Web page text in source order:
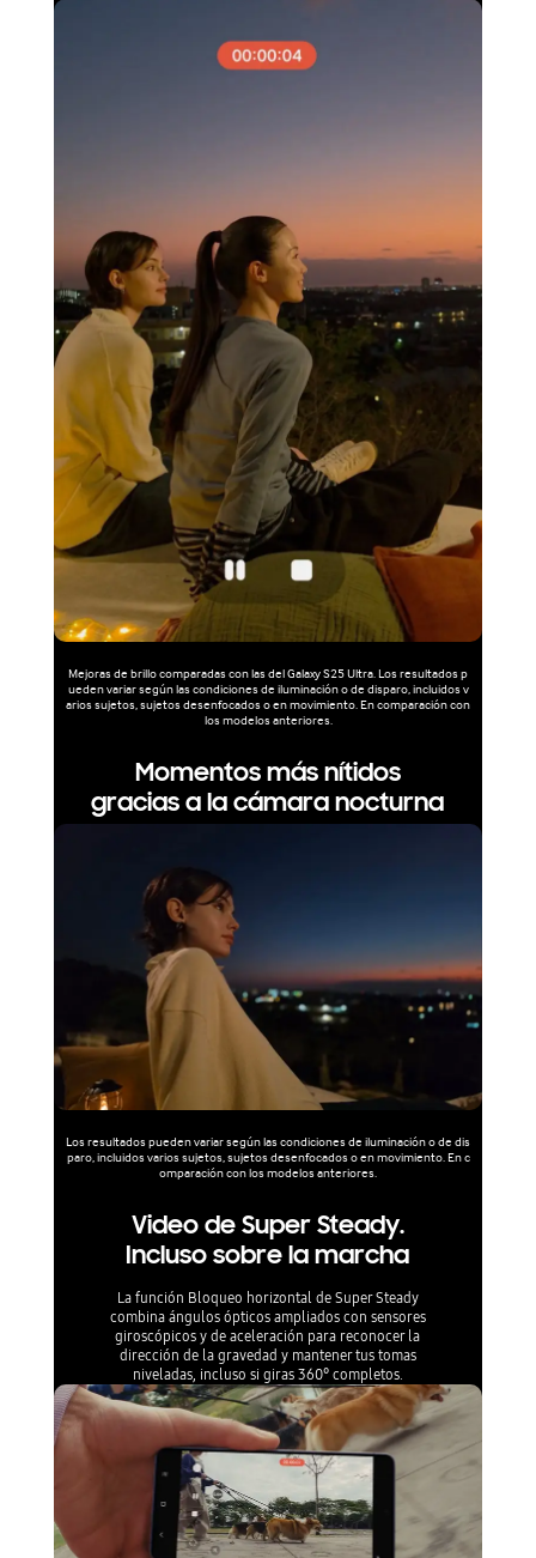
Mejoras de brillo comparadas con las del Galaxy S25 Ultra. Los resultados p
ueden variar según las condiciones de iluminación o de disparo, incluidos v
arios sujetos, sujetos desenfocados o en movimiento. En comparación con
los modelos anteriores.
Momentos más nítidos
gracias a la cámara nocturna
Los resultados pueden variar según las condiciones de iluminación o de dis
paro, incluidos varios sujetos, sujetos desenfocados o en movimiento. En c
omparación con los modelos anteriores.
Video de Super Steady.
Incluso sobre la marcha
La función Bloqueo horizontal de Super Steady
combina ángulos ópticos ampliados con sensores
giroscópicos y de aceleración para reconocer la
dirección de la gravedad y mantener tus tomas
niveladas, incluso si giras 360° completos.